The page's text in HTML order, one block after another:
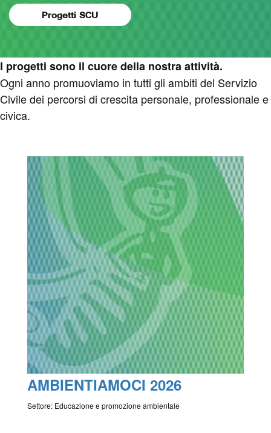
Progetti SCU
I progetti sono il cuore della nostra attività.
Ogni anno promuoviamo in tutti gli ambiti del Servizio
Civile dei percorsi di crescita personale, professionale e
civica.
AMBIENTIAMOCI 2026
Settore: Educazione e promozione ambientale